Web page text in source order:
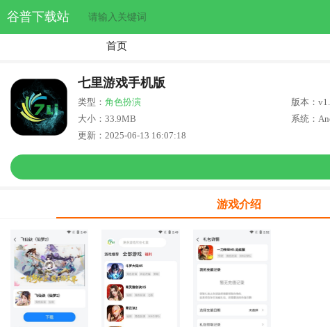
谷普下载站
首页
七里游戏手机版
类型： 角色扮演
版本：
大小：33.9MB
系统：
更新：2025-06-13 16:07:18
游戏介绍